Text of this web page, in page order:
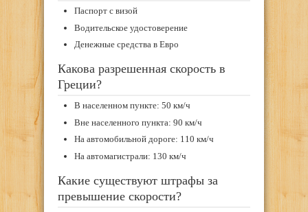
Паспорт с визой
Водительское удостоверение
Денежные средства в Евро
Какова разрешенная скорость в
Греции?
В населенном пункте: 50 км/ч
Вне населенного пункта: 90 км/ч
На автомобильной дороге: 110 км/ч
На автомагистрали: 130 км/ч
Какие существуют штрафы за
превышение скорости?